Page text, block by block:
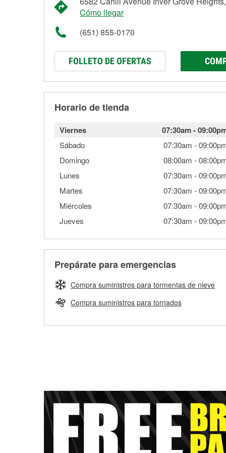
Cómo llegar
(651) 855-0170
FOLLETO DE OFERTAS
Horario de tienda
Viernes 07:30am-
Sábado 07:30am -
Domingo
08:00am -
Lunes
07:30am -
Martes
07:30am -
Miércoles
07:30am -
Jueves
07:30am -
Prepárate para emergencias
Compra suministros para tormentas de nieve
Compra suministros para tornados